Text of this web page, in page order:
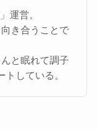
運営。
き合うことで
と眠れて調子
している。